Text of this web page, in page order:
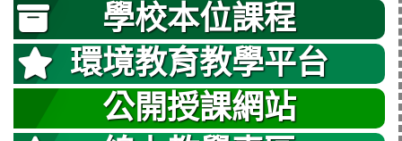
學校本位課程
環境教育教學平台
公開授課網站